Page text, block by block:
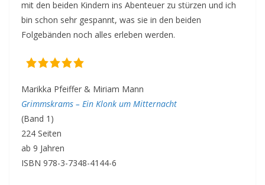
mit den beiden Kindern ins Abenteuer zu stürzen und ich
bin schon sehr gespannt, was sie in den beiden
Folgebänden noch alles erleben werden.
Marikka Pfeiffer & Miriam Mann
Grimmskrams – Ein Klonk um Mitternacht
(Band 1)
224 Seiten
ab 9 Jahren
ISBN 978-3-7348-4144-6